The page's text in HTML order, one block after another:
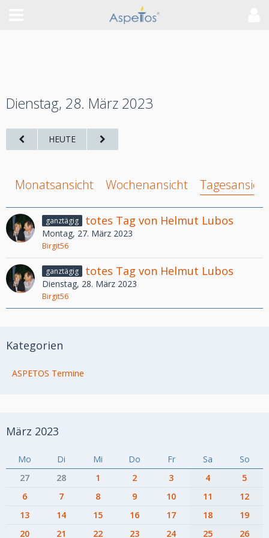
Dienstag, 28. März 2023
HEUTE
Monatsansicht Wochenansicht Tagesansicht
ganztägig totes Tag von Helmut Lubos
Montag, 27. März 2023
Birgit56
ganztägig totes Tag von Helmut Lubos
Dienstag, 28. März 2023
Birgit56
Kategorien
ASPETOS Termine
März 2023
Mo Di Mi Do Fr Sa
So
27
28 1 2 3 4
5
6
7 8 9 10 11
12
13
14 15 16 17 18
19
20
21 22 23 24 25 26